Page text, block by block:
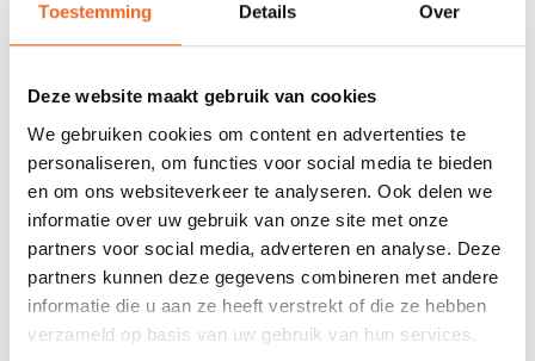
Toestemming Details Over
Deze website maakt gebruik van cookies
We gebruiken cookies om content en advertenties te
personaliseren, om functies voor social media te bieden
en om ons websiteverkeer te analyseren. Ook delen we
informatie over uw gebruik van onze site met onze
partners voor social media, adverteren en analyse. Deze
partners kunnen deze gegevens combineren met andere
informatie die u aan ze heeft verstrekt of die ze hebben
verzameld op basis van uw gebruik van hun services.
SPIRIT SPORT HYBRID
GLASS,
SPIRIT WING B-11 760
CARBON
STUNT! STUNT!